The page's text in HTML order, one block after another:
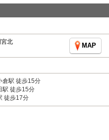
北
MAP
倉駅 徒歩15分
駅 徒歩15分
徒歩17分